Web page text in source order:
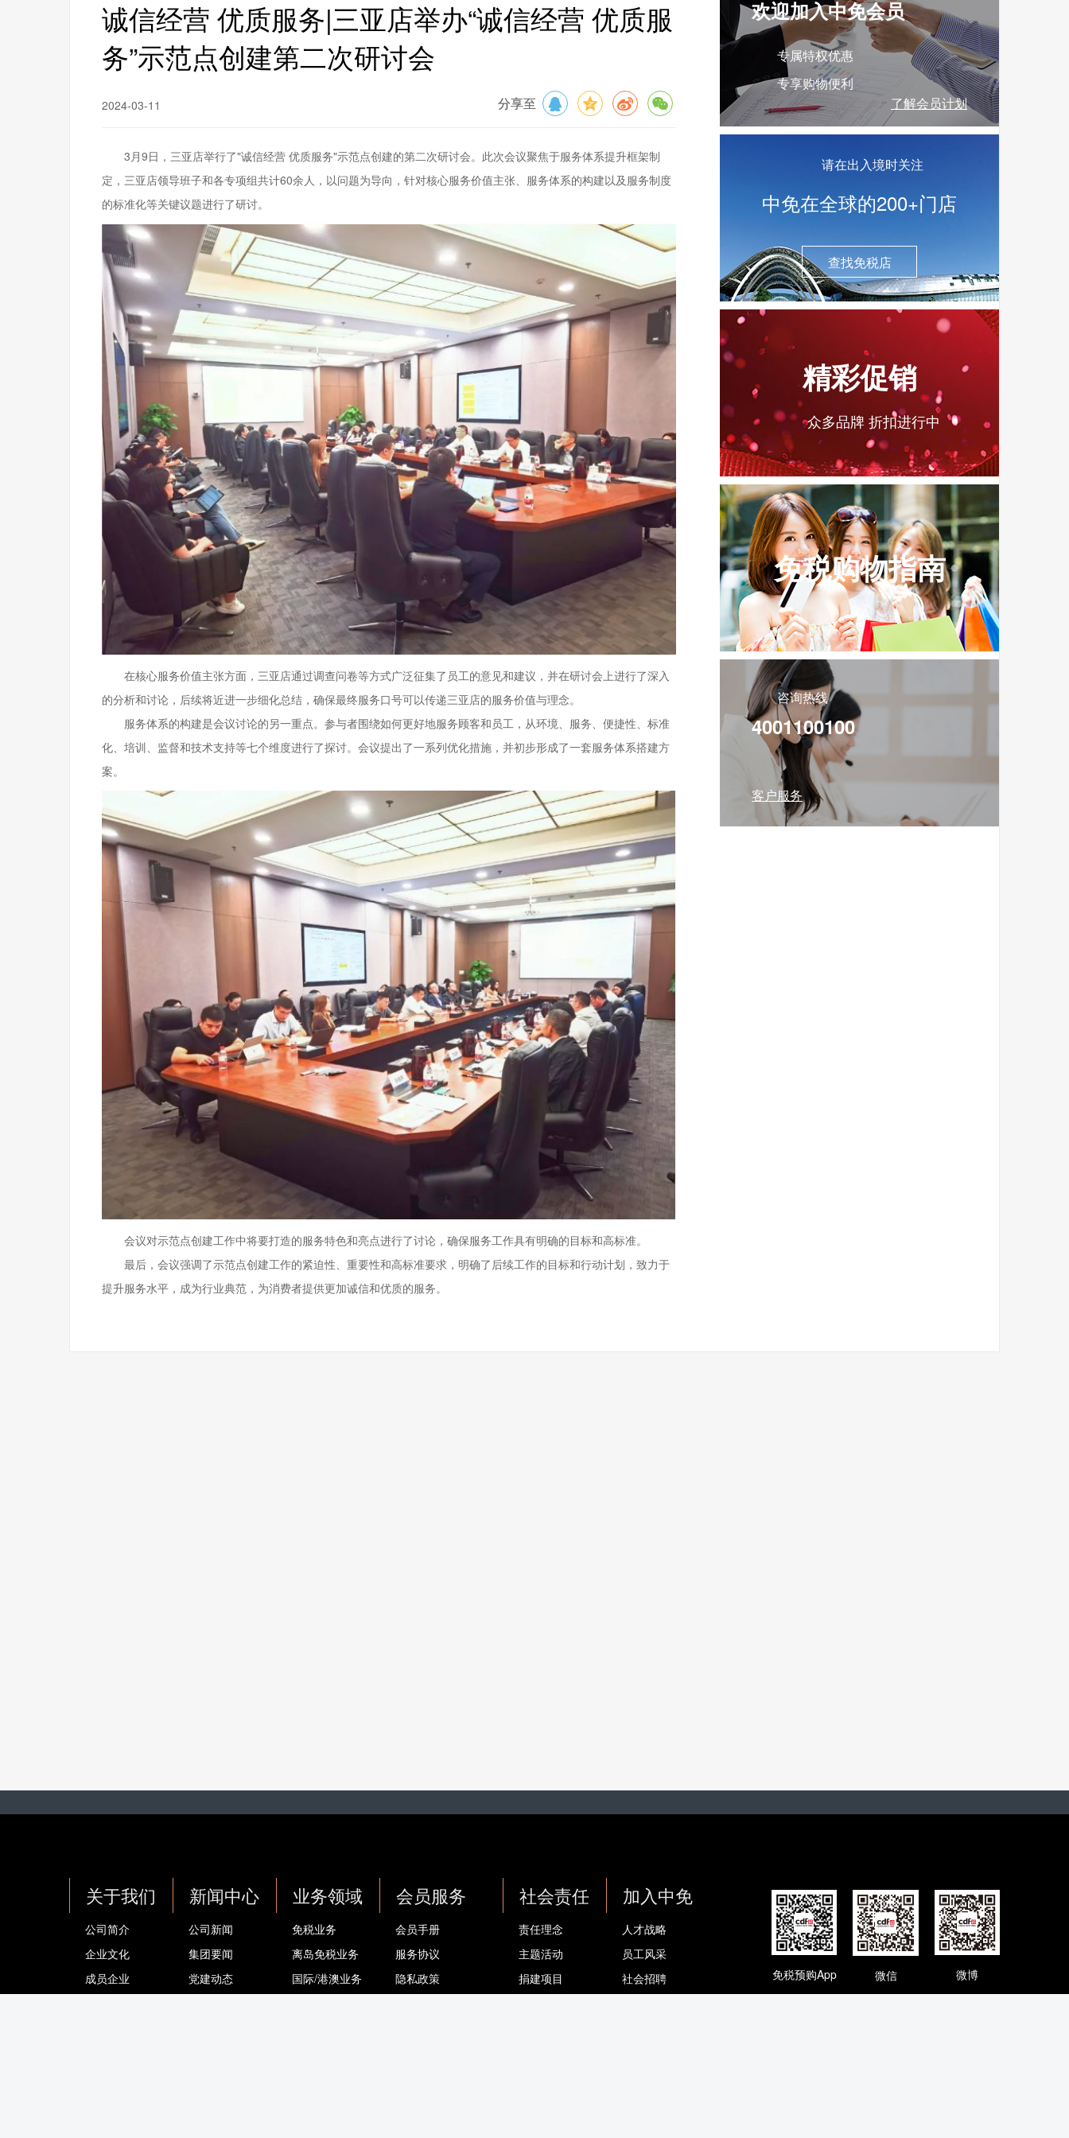
诚信经营 优质服务|三亚店举办“诚信经营 优质服
务”示范点创建第二次研讨会
2024-03-11 分享至
3月9日，三亚店举行了"诚信经营 优质服务"示范点创建的第二次研讨会。此次会议聚焦于服务体系提升框架制
定，三亚店领导班子和各专项组共计60余人，以问题为导向，针对核心服务价值主张、服务体系的构建以及服务制度
的标准化等关键议题进行了研讨。
在核心服务价值主张方面，三亚店通过调查问卷等方式广泛征集了员工的意见和建议，并在研讨会上进行了深入
的分析和讨论，后续将近进一步细化总结，确保最终服务口号可以传递三亚店的服务价值与理念。
服务体系的构建是会议讨论的另一重点。参与者围绕如何更好地服务顾客和员工，从环境、服务、便捷性、标准
化、培训、监督和技术支持等七个维度进行了探讨。会议提出了一系列优化措施，并初步形成了一套服务体系搭建方
案。
会议对示范点创建工作中将要打造的服务特色和亮点进行了讨论，确保服务工作具有明确的目标和高标准。
最后，会议强调了示范点创建工作的紧迫性、重要性和高标准要求，明确了后续工作的目标和行动计划，致力于
提升服务水平，成为行业典范，为消费者提供更加诚信和优质的服务。
欢迎加入中免会员
专属特权优惠
专享购物便利
了解会员计划
请在出入境时关注
中免在全球的200+门店
查找免税店
精彩促销
众多品牌 折扣进行中
免税购物指南
咨询热线
4001100100
客户服务
关于我们
公司简介
企业文化
成员企业
新闻中心
公司新闻
集团要闻
党建动态
业务领域
免税业务
离岛免税业务
国际/港澳业务
会员服务
会员手册
服务协议
隐私政策
社会责任
责任理念
主题活动
捐建项目
加入中免
人才战略
员工风采
社会招聘
免税预购App 微信 微博